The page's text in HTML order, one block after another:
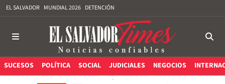
EL SALVADOR MUNDIAL 2026 DETENCIÓN
SUCESOS POLÍTICA SOCIAL JUDICIALES NEGOCIOS